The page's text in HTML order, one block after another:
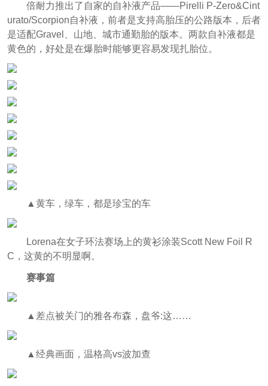
倍耐力推出了自家的自补液产品——Pirelli P-Zero&Cint
urato/Scorpion自补液，前者是支持高胎压的公路版本，后者
是适配Gravel、山地、城市通勤胎的版本。两款自补液都是
黄色的，好处是在爆胎时能够更容易发现扎胎位。
▲黄车，绿车，都是珍宝的车
Lorena在女子环法赛场上的黄衫涂装Scott New Foil R
C，这黄的不明显啊。
赛事篇
▲差点被关门的雅各布森，盘爷:这……
▲经典画面，温格高vs波加查